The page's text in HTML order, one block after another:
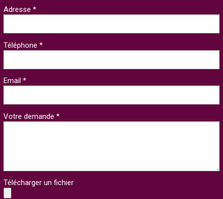
Adresse *
Téléphone *
Email *
Votre demande *
Télécharger un fichier